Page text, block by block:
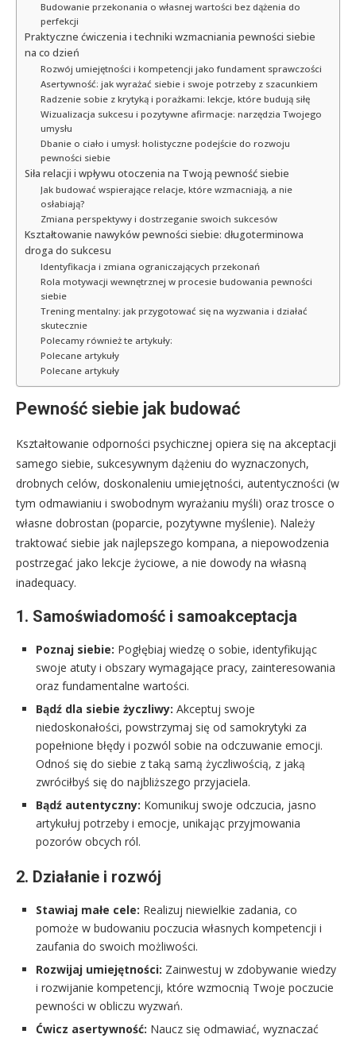
Budowanie przekonania o własnej wartości bez dążenia do
perfekcji
Praktyczne ćwiczenia i techniki wzmacniania pewności siebie
na co dzień
Rozwój umiejętności i kompetencji jako fundament sprawczości
Asertywność: jak wyrażać siebie i swoje potrzeby z szacunkiem
Radzenie sobie z krytyką i porażkami: lekcje, które budują siłę
Wizualizacja sukcesu i pozytywne afirmacje: narzędzia Twojego
umysłu
Dbanie o ciało i umysł: holistyczne podejście do rozwoju
pewności siebie
Siła relacji i wpływu otoczenia na Twoją pewność siebie
Jak budować wspierające relacje, które wzmacniają, a nie
osłabiają?
Zmiana perspektywy i dostrzeganie swoich sukcesów
Kształtowanie nawyków pewności siebie: długoterminowa
droga do sukcesu
Identyfikacja i zmiana ograniczających przekonań
Rola motywacji wewnętrznej w procesie budowania pewności
siebie
Trening mentalny: jak przygotować się na wyzwania i działać
skutecznie
Polecamy również te artykuły:
Polecane artykuły
Polecane artykuły
Pewność siebie jak budować
Kształtowanie odporności psychicznej opiera się na akceptacji
samego siebie, sukcesywnym dążeniu do wyznaczonych,
drobnych celów, doskonaleniu umiejętności, autentyczności (w
tym odmawianiu i swobodnym wyrażaniu myśli) oraz trosce o
własne dobrostan (poparcie, pozytywne myślenie). Należy
traktować siebie jak najlepszego kompana, a niepowodzenia
postrzegać jako lekcje życiowe, a nie dowody na własną
inadequacy.
1. Samoświadomość i samoakceptacja
Poznaj siebie: Pogłębiaj wiedzę o sobie, identyfikując
swoje atuty i obszary wymagające pracy, zainteresowania
oraz fundamentalne wartości.
Bądź dla siebie życzliwy: Akceptuj swoje
niedoskonałości, powstrzymaj się od samokrytyki za
popełnione błędy i pozwól sobie na odczuwanie emocji.
Odnoś się do siebie z taką samą życzliwością, z jaką
zwróciłbyś się do najbliższego przyjaciela.
Bądź autentyczny: Komunikuj swoje odczucia, jasno
artykułuj potrzeby i emocje, unikając przyjmowania
pozorów obcych ról.
2. Działanie i rozwój
Stawiaj małe cele: Realizuj niewielkie zadania, co
pomoże w budowaniu poczucia własnych kompetencji i
zaufania do swoich możliwości.
Rozwijaj umiejętności: Zainwestuj w zdobywanie wiedzy
i rozwijanie kompetencji, które wzmocnią Twoje poczucie
pewności w obliczu wyzwań.
Ćwicz asertywność: Naucz się odmawiać, wyznaczać